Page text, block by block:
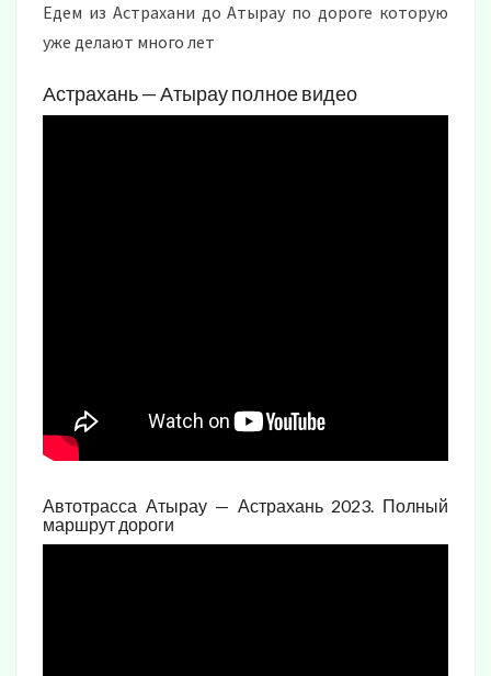
Едем из Астрахани до Атырау по дороге которую
уже делают много лет
Астрахань — Атырау полное видео
Автотрасса Атырау — Астрахань 2023. Полный
маршрут дороги